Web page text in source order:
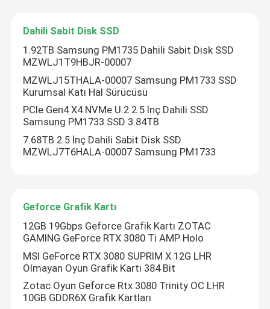
Raf Depolama Sunucusu
Dell Poweredge Sunucu
H3C Sunucusu
WLAN Cihazı
Akıllı Kablosuz Yönlendirici
Sabit Disk HDD
Dahili Sabit Disk SSD
1.92TB Samsung PM1735 Dahili Sabit Disk SSD
MZWLJ1T9HBJR-00007
MZWLJ15THALA-00007 Samsung PM1733 SSD
Kurumsal Katı Hal Sürücüsü
PCIe Gen4 X4 NVMe U.2 2.5 İnç Dahili SSD
Samsung PM1733 SSD 3.84TB
7.68TB 2.5 İnç Dahili Sabit Disk SSD
MZWLJ7T6HALA-00007 Samsung PM1733
Geforce Grafik Kartı
12GB 19Gbps ​​Geforce Grafik Kartı ZOTAC
GAMING GeForce RTX 3080 Ti AMP Holo
MSI GeForce RTX 3080 SUPRIM X 12G LHR
Olmayan Oyun Grafik Kartı 384 Bit
Zotac Oyun Geforce Rtx 3080 Trinity OC LHR
10GB GDDR6X Grafik Kartları